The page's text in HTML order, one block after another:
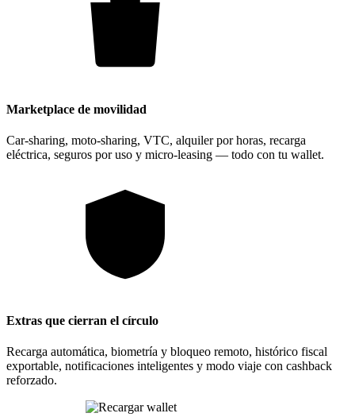
Marketplace de movilidad
Car-sharing, moto-sharing, VTC, alquiler por horas, recarga
eléctrica, seguros por uso y micro-leasing — todo con tu wallet.
Extras que cierran el círculo
Recarga automática, biometría y bloqueo remoto, histórico fiscal
exportable, notificaciones inteligentes y modo viaje con cashback
reforzado.